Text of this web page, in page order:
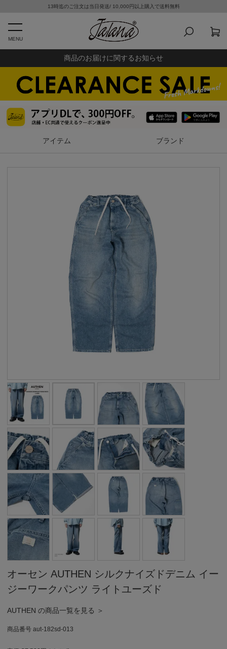
13時迄のご注文は当日発送/ 10,000円以上購入で送料無料
MENU
商品のお届けに関するお知らせ
アイテム ブランド
オーセン AUTHEN シルクナイズドデニム イー
ジーワークパンツ ライトユーズド
AUTHEN の商品一覧を見る ＞
商品番号 aut-182sd-013